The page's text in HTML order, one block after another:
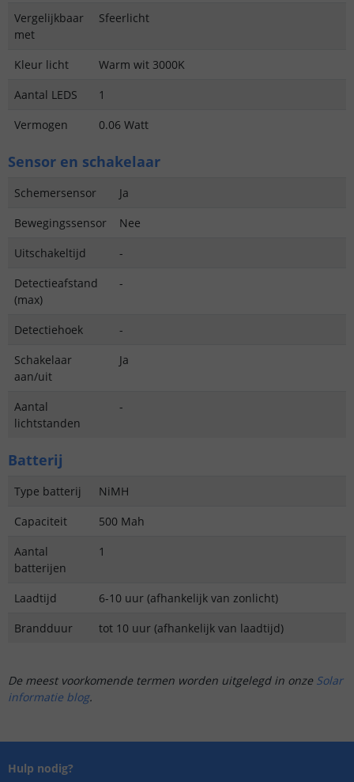
Vergelijkbaar
met
Sfeerlicht
Kleur licht
Warm wit 3000K
Aantal LEDS
1
Vermogen
0.06 Watt
Sensor en schakelaar
Schemersensor
Ja
Bewegingssensor
Nee
Uitschakeltijd
-
Detectieafstand
(max)
-
Detectiehoek
-
Schakelaar
aan/uit
Ja
Aantal
lichtstanden
-
Batterij
Type batterij
NiMH
Capaciteit
500 Mah
Aantal
batterijen
1
Laadtijd
6-10 uur (afhankelijk van zonlicht)
Brandduur
tot 10 uur (afhankelijk van laadtijd)
De meest voorkomende termen worden uitgelegd in onze Solar
informatie blog.
Hulp nodig?